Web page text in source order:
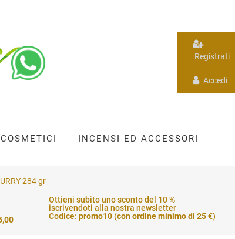
Registrati
Accedi
COSMETICI INCENSI ED ACCESSORI
284 gr
Ottieni subito uno sconto del 10 %
iscrivendoti alla nostra newsletter
Codice: promo10 (con ordine minimo di 25 €)